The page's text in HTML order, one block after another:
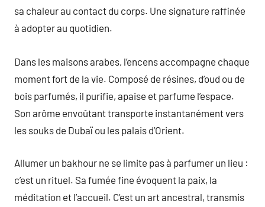
sa chaleur au contact du corps. Une signature raffinée
à adopter au quotidien.
Dans les maisons arabes, l’encens accompagne chaque
moment fort de la vie. Composé de résines, d’oud ou de
bois parfumés, il purifie, apaise et parfume l’espace.
Son arôme envoûtant transporte instantanément vers
les souks de Dubaï ou les palais d’Orient.
Allumer un bakhour ne se limite pas à parfumer un lieu :
c’est un rituel. Sa fumée fine évoquent la paix, la
méditation et l’accueil. C’est un art ancestral, transmis